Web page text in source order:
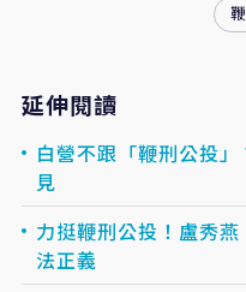
延伸閱讀
白營不跟「鞭刑公投
見
力挺鞭刑公投！盧秀
法正義